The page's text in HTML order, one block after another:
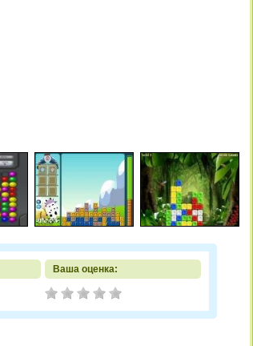
Ваша оценка: